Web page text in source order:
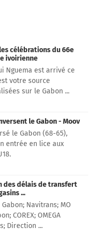
célébrations du 66e
ivoirienne
Nguema est arrivé ce
votre source
sur le Gabon ...
le Gabon - Moov
le Gabon (68-65),
entrée en lice aux
des délais de transfert
...
Navitrans; MO
COREX; OMEGA
Direction ...